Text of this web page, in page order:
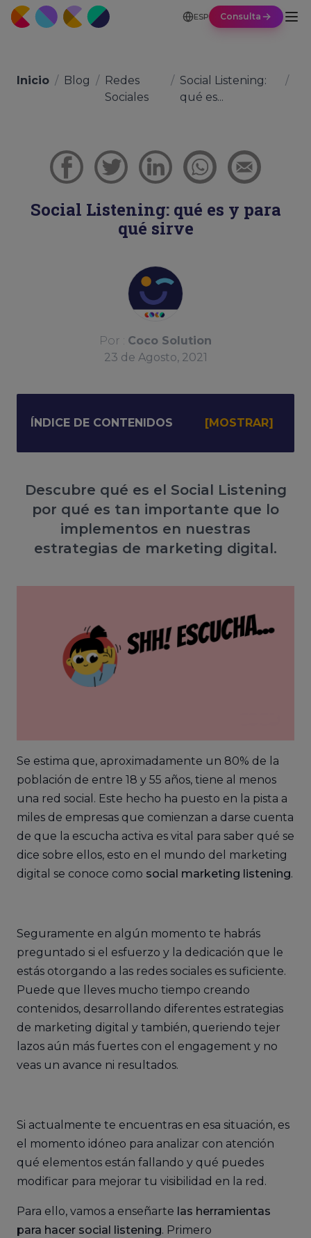
ESP Consulta
Inicio / Blog / Redes
Sociales
/ Social Listening:
qué es...
/
Social Listening: qué es y para
qué sirve
Por : Coco Solution
23 de Agosto, 2021
ÍNDICE DE CONTENIDOS
Descubre qué es el Social Listening
por qué es tan importante que lo
implementos en nuestras
estrategias de marketing digital.
Se estima que, aproximadamente un 80% de la
población de entre 18 y 55 años, tiene al menos
una red social. Este hecho ha puesto en la pista a
miles de empresas que comienzan a darse cuenta
de que la escucha activa es vital para saber qué se
dice sobre ellos, esto en el mundo del marketing
digital se conoce como social marketing listening.
Seguramente en algún momento te habrás
preguntado si el esfuerzo y la dedicación que le
estás otorgando a las redes sociales es suficiente.
Puede que lleves mucho tiempo creando
contenidos, desarrollando diferentes estrategias
de marketing digital y también, queriendo tejer
lazos aún más fuertes con el engagement y no
veas un avance ni resultados.
Si actualmente te encuentras en esa situación, es
el momento idóneo para analizar con atención
qué elementos están fallando y qué puedes
modificar para mejorar tu visibilidad en la red.
Para ello, vamos a enseñarte las herramientas
para hacer social listening. Primero